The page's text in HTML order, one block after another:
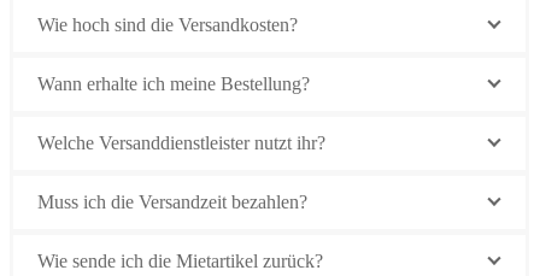
Wie hoch sind die Versandkosten?
Wann erhalte ich meine Bestellung?
Welche Versanddienstleister nutzt ihr?
Muss ich die Versandzeit bezahlen?
Wie sende ich die Mietartikel zurück?